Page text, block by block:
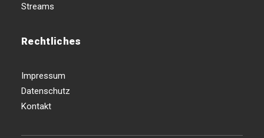
Streams
Rechtliches
Impressum
Datenschutz
Kontakt